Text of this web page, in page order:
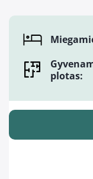
plotas: